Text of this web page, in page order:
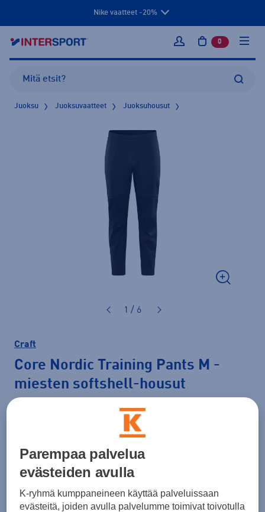
Nike vaatteet -20%
Kirjaudu sisään
0 tuotetta
Juoksu Juoksuvaatteet Juoksuhousut
1 / 6
Craft
Core Nordic Training Pants M -
miesten softshell-housut
Koko
Parempaa palvelua
evästeiden avulla
K-ryhmä kumppaneineen käyttää palveluissaan
evästeitä, joiden avulla palvelumme toimivat toivotulla